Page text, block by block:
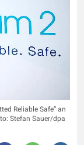
Reliable Safe“ an
Stefan Sauer/dpa